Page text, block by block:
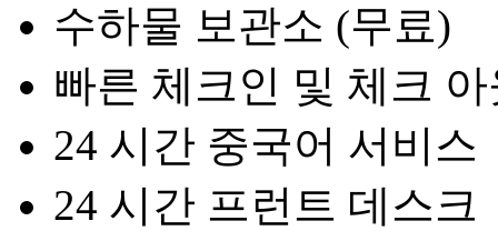
수하물 보관소 (무료)
빠른 체크인 및 체크
24 시간 중국어 서비스
24 시간 프런트 데스크